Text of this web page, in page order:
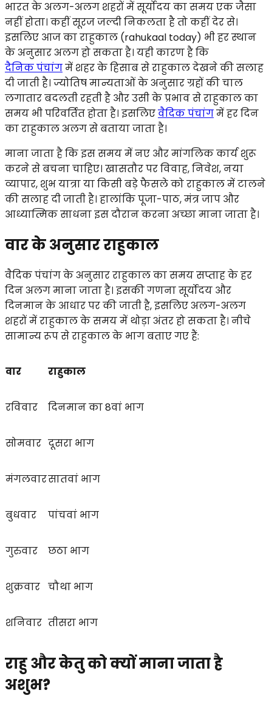
भारत के अलग-अलग शहरों में सूर्योदय का समय एक जैसा
नहीं होता। कहीं सूरज जल्दी निकलता है तो कहीं देर से।
इसलिए आज का राहुकाल (rahukaal today) भी हर स्थान
के अनुसार अलग हो सकता है। यही कारण है कि
दैनिक पंचांगमें शहर के हिसाब से राहुकाल देखने की सलाह
दी जाती है। ज्योतिष मान्यताओं के अनुसार ग्रहों की चाल
लगातार बदलती रहती है और उसी के प्रभाव से राहुकाल का
समय भी परिवर्तित होता है। इसलिएवैदिक पंचांगमें हर दिन
का राहुकाल अलग से बताया जाता है।
माना जाता है कि इस समय में नए और मांगलिक कार्य शुरू
करने से बचना चाहिए। खासतौर पर विवाह, निवेश, नया
व्यापार, शुभ यात्रा या किसी बड़े फैसले को राहुकाल में टालने
की सलाह दी जाती है। हालांकि पूजा-पाठ, मंत्र जाप और
आध्यात्मिक साधना इस दौरान करना अच्छा माना जाता है।
वार के अनुसार राहुकाल
वैदिक पंचांग के अनुसार राहुकाल का समय सप्ताह के हर
दिन अलग माना जाता है। इसकी गणना सूर्योदय और
दिनमान के आधार पर की जाती है, इसलिए अलग-अलग
शहरों में राहुकाल के समय में थोड़ा अंतर हो सकता है। नीचे
सामान्य रूप से राहुकाल के भाग बताए गए हैं:
वार राहुकाल
रविवार दिनमान का 8वां भाग
सोमवार दूसरा भाग
मंगलवारसातवां भाग
बुधवार पांचवां भाग
गुरुवार छठा भाग
शुक्रवार चौथा भाग
शनिवार तीसरा भाग
राहु और केतु को क्यों माना जाता है
अशुभ?